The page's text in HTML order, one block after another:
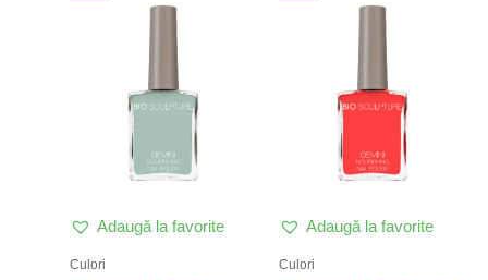
Adaugă la favorite
Culori
fost:
46,78 lei.
Adaugă la favorite
Culori
fost:
46,78 lei.